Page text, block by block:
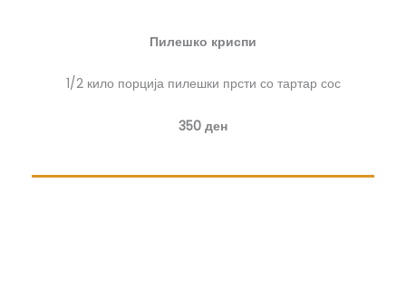
Пилешко криспи
1/2 кило порција пилешки прсти со тартар сос​
350 ден